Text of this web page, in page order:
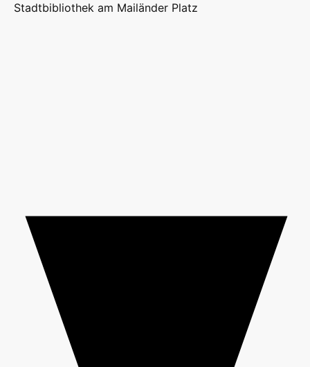
Stadtbibliothek am Mailänder Platz